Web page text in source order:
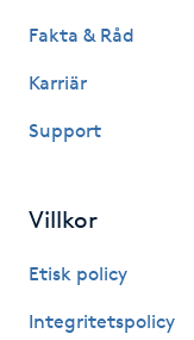
Fakta & Råd
Karriär
Support
Villkor
Etisk policy
Integritetspolicy